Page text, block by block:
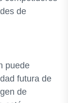
de
puede
futura de
de